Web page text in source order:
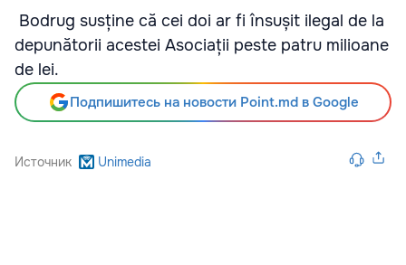
Bodrug susține că cei doi ar fi însușit ilegal de la
depunătorii acestei Asociații peste patru milioane
de lei.
Подпишитесь на новости Point.md в Google
Источник Unimedia